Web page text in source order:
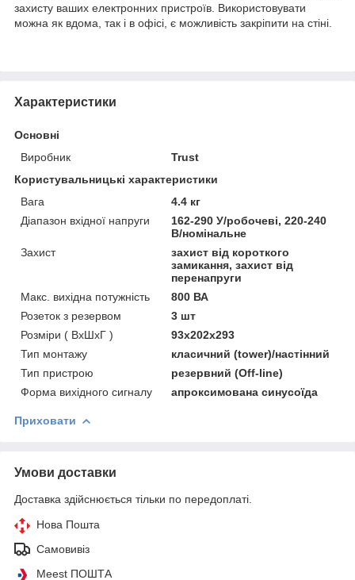
захисту ваших електронних пристроїв. Використовувати
можна як вдома, так і в офісі, є можливість закріпити на стіні.
Характеристики
Основні
Виробник
Trust
Користувальницькі характеристики
Вага
4.4 кг
Діапазон вхідної напруги
162-290 У/робочеві, 220-240
В/номінальне
Захист
захист від короткого
замикання, захист від
перенапруги
Макс. вихідна потужність
800 ВА
Розеток з резервом
3 шт
Розміри ( ВхШхГ )
93x202x293
Тип монтажу
класичний (tower)/настінний
Тип пристрою
резервний (Off-line)
Форма вихідного сигналу
апроксимована синусоїда
Приховати
Умови доставки
Доставка здійснюється тільки по передоплаті.
Нова Пошта
Самовивіз
Meest ПОШТА